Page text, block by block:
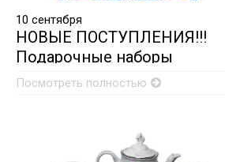
10 сентября
НОВЫЕ ПОСТУПЛЕНИЯ!!!
Подарочные наборы
столовых приборов из
Посмотреть полностью